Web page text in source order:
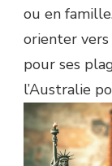
ou en
orienter vers
pour ses
l’Australie